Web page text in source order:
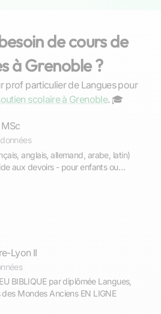
de cours de
à Grenoble ?
prof particulier de Langues pour
scolaire à Grenoble. ‍🎓
MSc
anglais, allemand, arabe, latin)
aux devoirs - pour enfants ou
Lyon II
BIBLIQUE par diplômée Langues,
Histoire et Civilisations des Mondes Anciens EN LIGNE